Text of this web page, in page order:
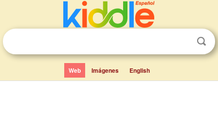
Web Imágenes English